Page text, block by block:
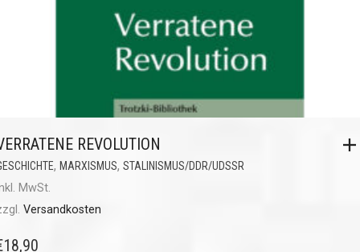
REVOLUTION
, MARXISMUS, STALINISMUS/DDR/UDSSR
MwSt.
Versandkosten
18,90